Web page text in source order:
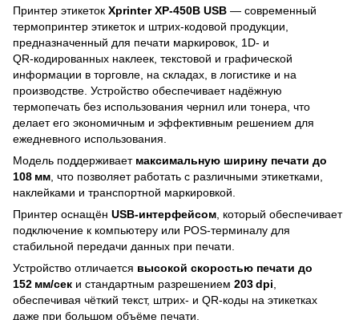
Принтер этикеток Xprinter XP‑450B USB — современный
термопринтер этикеток и штрих‑кодовой продукции,
предназначенный для печати маркировок, 1D‑ и
QR‑кодированных наклеек, текстовой и графической
информации в торговле, на складах, в логистике и на
производстве. Устройство обеспечивает надёжную
термопечать без использования чернил или тонера, что
делает его экономичным и эффективным решением для
ежедневного использования.
Модель поддерживает максимальную ширину печати до
108 мм , что позволяет работать с различными этикетками,
наклейками и транспортной маркировкой.
Принтер оснащён USB‑интерфейсом , который обеспечивает
подключение к компьютеру или POS‑терминалу для
стабильной передачи данных при печати.
Устройство отличается высокой скоростью печати до
152 мм/сек и стандартным разрешением 203 dpi
обеспечивая чёткий текст, штрих‑ и QR‑коды на этикетках
даже при большом объёме печати.